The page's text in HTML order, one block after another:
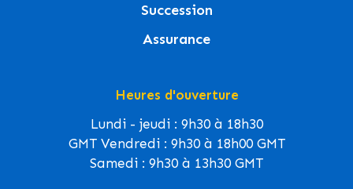
Succession
Assurance
Heures d'ouverture
Lundi - jeudi : 9h30 à 18h30
GMT Vendredi : 9h30 à 18h00 GMT
Samedi : 9h30 à 13h30 GMT